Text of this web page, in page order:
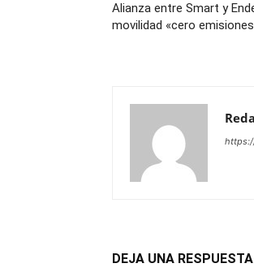
Alianza entre Smart y
movilidad «cero
DEJA UNA RESPUESTA